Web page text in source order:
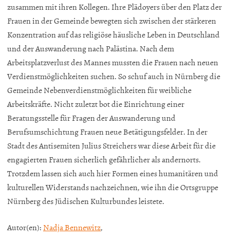
zusammen mit ihren Kollegen. Ihre Plädoyers über den Platz der
Frauen in der Gemeinde bewegten sich zwischen der stärkeren
Konzentration auf das religiöse häusliche Leben in Deutschland
und der Auswanderung nach Palästina. Nach dem
Arbeitsplatzverlust des Mannes mussten die Frauen nach neuen
Verdienstmöglichkeiten suchen. So schuf auch in Nürnberg die
Gemeinde Nebenverdienstmöglichkeiten für weibliche
Arbeitskräfte. Nicht zuletzt bot die Einrichtung einer
Beratungsstelle für Fragen der Auswanderung und
Berufsumschichtung Frauen neue Betätigungsfelder. In der
Stadt des Antisemiten Julius Streichers war diese Arbeit für die
engagierten Frauen sicherlich gefährlicher als andernorts.
Trotzdem lassen sich auch hier Formen eines humanitären und
kulturellen Widerstands nachzeichnen, wie ihn die Ortsgruppe
Nürnberg des Jüdischen Kulturbundes leistete.
Autor(en): Nadja Bennewitz,